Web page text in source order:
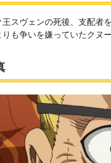
スヴェンの死後、支配者
も争いを嫌っていたクヌ